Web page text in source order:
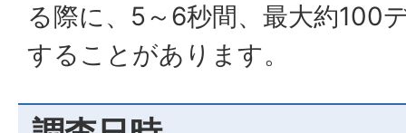
る際に、5～6秒間、最大約100
することがあります。